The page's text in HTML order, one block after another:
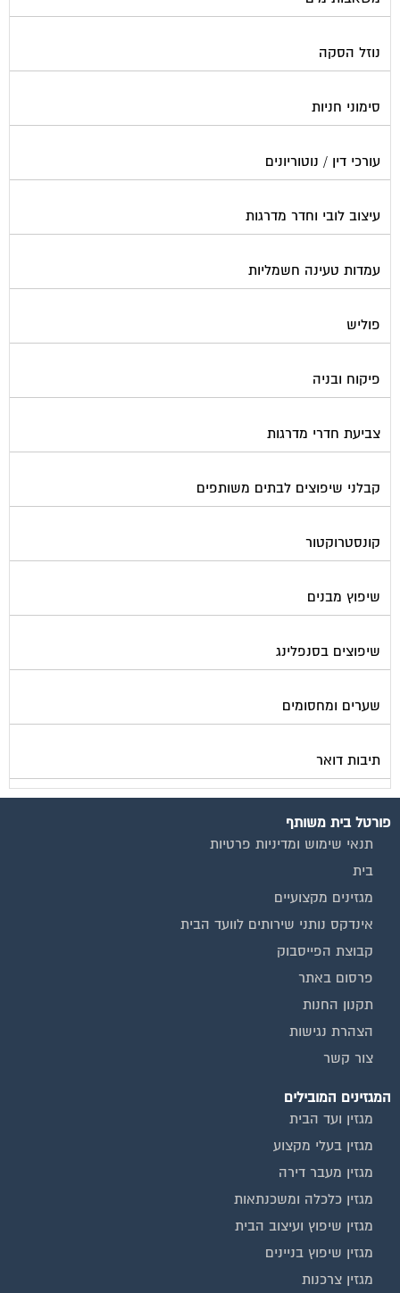
נוזל הסקה
סימוני חניות
עורכי דין / נוטוריונים
עיצוב לובי וחדר מדרגות
עמדות טעינה חשמליות
פוליש
פיקוח ובניה
צביעת חדרי מדרגות
קבלני שיפוצים לבתים משותפים
קונסטרוקטור
שיפוץ מבנים
שיפוצים בסנפלינג
שערים ומחסומים
תיבות דואר
פורטל בית משותף
תנאי שימוש ומדיניות פרטיות
בית
מגזינים מקצועיים
אינדקס נותני שירותים לוועד הבית
קבוצת הפייסבוק
פרסום באתר
תקנון החנות
הצהרת נגישות
צור קשר
המגזינים המובילים
מגזין ועד הבית
מגזין בעלי מקצוע
מגזין מעבר דירה
מגזין כלכלה ומשכנתאות
מגזין שיפוץ ועיצוב הבית
מגזין שיפוץ בניינים
מגזין צרכנות